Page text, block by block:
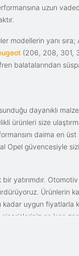
uzun
modellerin yanı sıra;
(206, 208, 301,
balatalarından
dayanıklı
ürünleri size
daima en üst
Opel güvencesiyle
yatırımdır.
Ürünlerin
uygun fiyatlarla
en kısa